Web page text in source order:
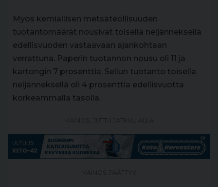
‍Myös kemiallisen metsäteollisuuden
tuotantomäärät nousivat toisella neljänneksellä
edellisvuoden vastaavaan ajankohtaan
verrattuna. Paperin tuotannon nousu oli 11 ja
kartongin 7 prosenttia. Sellun tuotanto toisella
neljänneksellä oli 4 prosenttia edellisvuotta
korkeammalla tasolla.